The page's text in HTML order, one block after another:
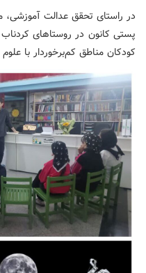
در راستای تحقق عدالت آموزشی،
پستی کانون در روستاهای
کودکان مناطق کم‌برخوردار با